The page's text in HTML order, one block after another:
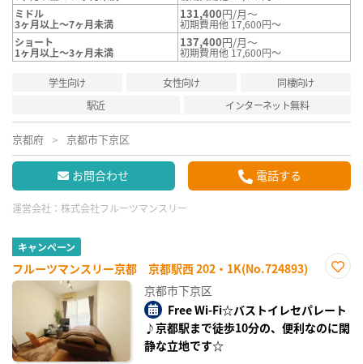
ミドル
3ヶ月以上～7ヶ月未満
131,400円/月～
初期費用他 17,600円～
ショート
1ヶ月以上～3ヶ月未満
137,400円/月～
初期費用他 17,600円～
学生向け 女性向け
同棲向け
駅近
インターネット無料
京都府 京都市下京区
お問合わせ 電話する
運営会社： 株式会社フルーツマンスリー
キャンペーン
フルーツマンスリー京都 京都駅西 202・1K(No.724893)
り登
京都市下京区
Free Wi-Fi☆バストイレセパレート
♪京都駅まで徒歩10分の、便利なのに閑
静な立地です☆